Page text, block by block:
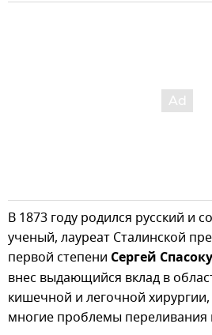
В 1873 году родился русский и
ученый, лауреат Сталинской
первой степени Сергей
внес выдающийся вклад в
кишечной и легочной
многие проблемы переливания